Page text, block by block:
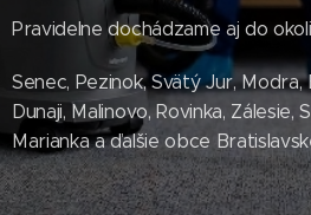
Pravidelne dochádzame aj do
Senec, Pezinok, Svätý Jur,
Dunaji, Malinovo, Rovinka, Zálesie,
Marianka a ďalšie obce